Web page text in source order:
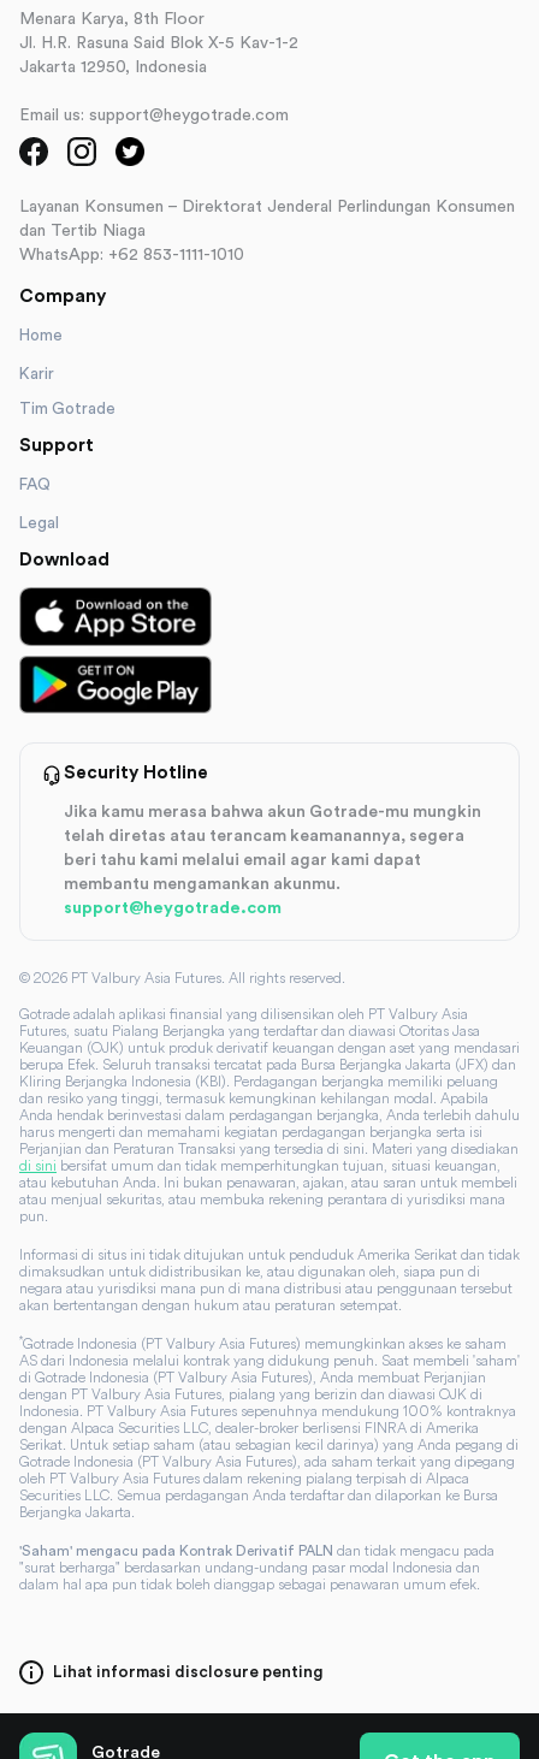
Menara Karya, 8th Floor
Jl. H.R. Rasuna Said Blok X-5 Kav-1-2
Jakarta 12950, Indonesia
Email us: support@heygotrade.com
Layanan Konsumen – Direktorat Jenderal Perlindungan Konsumen
dan Tertib Niaga
WhatsApp: +62 853-1111-1010
Company
Home
Karir
Tim Gotrade
Support
FAQ
Legal
Download
Security Hotline
Jika kamu merasa bahwa akun Gotrade-mu mungkin
telah diretas atau terancam keamanannya, segera
beri tahu kami melalui email agar kami dapat
membantu mengamankan akunmu.
support@heygotrade.com
© 2026 PT Valbury Asia Futures. All rights reserved.
Gotrade adalah aplikasi finansial yang dilisensikan oleh PT Valbury Asia
Futures, suatu Pialang Berjangka yang terdaftar dan diawasi Otoritas Jasa
Keuangan (OJK) untuk produk derivatif keuangan dengan aset yang mendasari
berupa Efek. Seluruh transaksi tercatat pada Bursa Berjangka Jakarta (JFX) dan
Kliring Berjangka Indonesia (KBI). Perdagangan berjangka memiliki peluang
dan resiko yang tinggi, termasuk kemungkinan kehilangan modal. Apabila
Anda hendak berinvestasi dalam perdagangan berjangka, Anda terlebih dahulu
harus mengerti dan memahami kegiatan perdagangan berjangka serta isi
Perjanjian dan Peraturan Transaksi yang tersedia di sini. Materi yang disediakan
di sini bersifat umum dan tidak memperhitungkan tujuan, situasi keuangan,
atau kebutuhan Anda. Ini bukan penawaran, ajakan, atau saran untuk membeli
atau menjual sekuritas, atau membuka rekening perantara di yurisdiksi mana
pun.
Informasi di situs ini tidak ditujukan untuk penduduk Amerika Serikat dan tidak
dimaksudkan untuk didistribusikan ke, atau digunakan oleh, siapa pun di
negara atau yurisdiksi mana pun di mana distribusi atau penggunaan tersebut
akan bertentangan dengan hukum atau peraturan setempat.
*Gotrade Indonesia (PT Valbury Asia Futures) memungkinkan akses ke saham
AS dari Indonesia melalui kontrak yang didukung penuh. Saat membeli 'saham'
di Gotrade Indonesia (PT Valbury Asia Futures), Anda membuat Perjanjian
dengan PT Valbury Asia Futures, pialang yang berizin dan diawasi OJK di
Indonesia. PT Valbury Asia Futures sepenuhnya mendukung 100% kontraknya
dengan Alpaca Securities LLC, dealer-broker berlisensi FINRA di Amerika
Serikat. Untuk setiap saham (atau sebagian kecil darinya) yang Anda pegang di
Gotrade Indonesia (PT Valbury Asia Futures), ada saham terkait yang dipegang
oleh PT Valbury Asia Futures dalam rekening pialang terpisah di Alpaca
Securities LLC. Semua perdagangan Anda terdaftar dan dilaporkan ke Bursa
Berjangka Jakarta.
'Saham' mengacu pada Kontrak Derivatif PALN dan tidak mengacu pada
"surat berharga" berdasarkan undang-undang pasar modal Indonesia dan
dalam hal apa pun tidak boleh dianggap sebagai penawaran umum efek.
Lihat informasi disclosure penting
Gotrade